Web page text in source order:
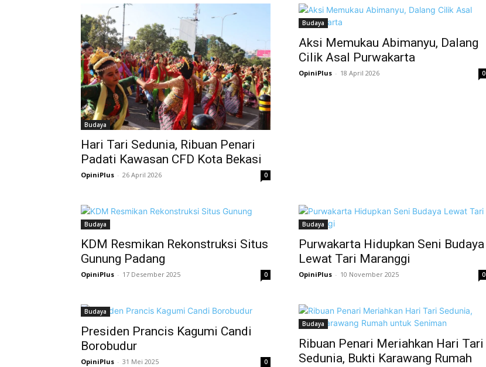
Budaya
Hari Tari Sedunia, Ribuan Penari
Padati Kawasan CFD Kota Bekasi
OpiniPlus - 26 April 2026 0
Budaya
Aksi Memukau Abimanyu, Dalang
Cilik Asal Purwakarta
OpiniPlus - 18 April 2026 0
Budaya
KDM Resmikan Rekonstruksi Situs
Gunung Padang
OpiniPlus - 17 Desember 2025 0
Budaya
Purwakarta Hidupkan Seni Budaya
Lewat Tari Maranggi
OpiniPlus - 10 November 2025 0
Budaya
Presiden Prancis Kagumi Candi
Borobudur
OpiniPlus - 31 Mei 2025 0
Budaya
Ribuan Penari Meriahkan Hari Tari
Sedunia, Bukti Karawang Rumah